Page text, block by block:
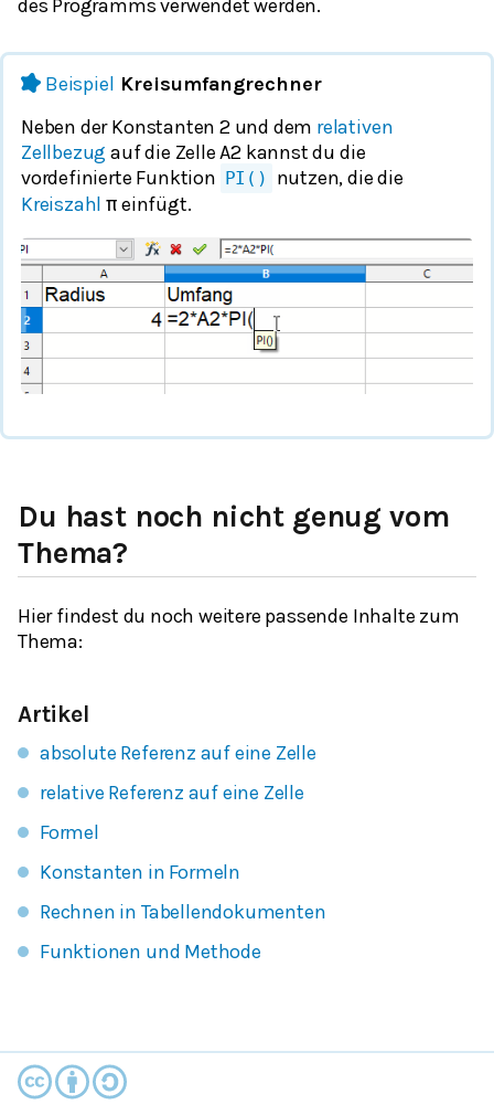
des Programms verwendet werden.
Beispiel Kreisumfangrechner
Neben der Konstanten 2 und dem relativen
Zellbezug auf die Zelle A2 kannst du die
vordefinierte Funktion PI()
nutzen, die die
Kreiszahl π einfügt.
Du hast noch nicht genug vom
Thema?
Hier findest du noch weitere passende Inhalte zum
Thema:
Artikel
absolute Referenz auf eine Zelle
relative Referenz auf eine Zelle
Formel
Konstanten in Formeln
Rechnen in Tabellendokumenten
Funktionen und Methode